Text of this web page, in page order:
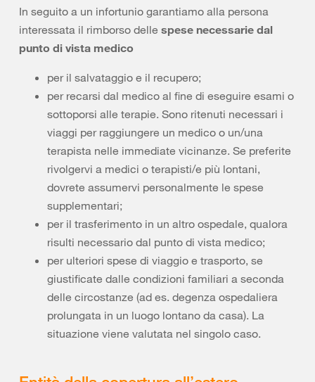
In seguito a un infortunio garantiamo alla persona
interessata il rimborso delle spese necessarie dal
punto di vista medico
per il salvataggio e il recupero;
per recarsi dal medico al fine di eseguire esami o
sottoporsi alle terapie. Sono ritenuti necessari i
viaggi per raggiungere un medico o un/una
terapista nelle immediate vicinanze. Se preferite
rivolgervi a medici o terapisti/e più lontani,
dovrete assumervi personalmente le spese
supplementari;
per il trasferimento in un altro ospedale, qualora
risulti necessario dal punto di vista medico;
per ulteriori spese di viaggio e trasporto, se
giustificate dalle condizioni familiari a seconda
delle circostanze (ad es. degenza ospedaliera
prolungata in un luogo lontano da casa). La
situazione viene valutata nel singolo caso.